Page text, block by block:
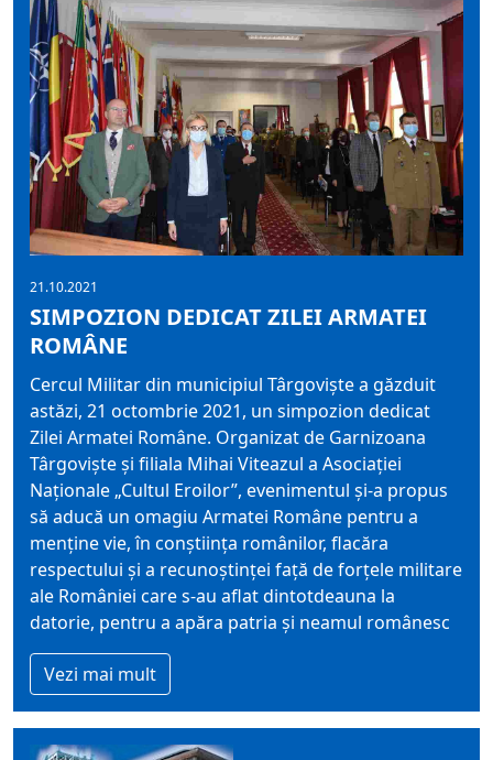
21.10.2021
SIMPOZION DEDICAT ZILEI ARMATEI
ROMÂNE
Cercul Militar din municipiul Târgoviște a găzduit
astăzi, 21 octombrie 2021, un simpozion dedicat
Zilei Armatei Române. Organizat de Garnizoana
Târgoviște și filiala Mihai Viteazul a Asociației
Naționale „Cultul Eroilor”, evenimentul și-a propus
să aducă un omagiu Armatei Române pentru a
menține vie, în conștiința românilor, flacăra
respectului și a recunoștinței față de forțele militare
ale României care s-au aflat dintotdeauna la
datorie, pentru a apăra patria și neamul românesc
Vezi mai mult